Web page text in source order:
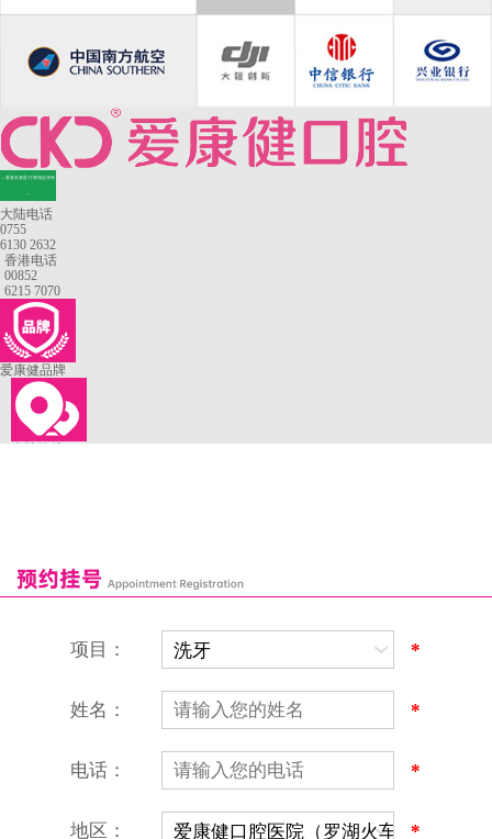
—香港长者医疗券指定牙科
大陆电话
0755
6130 2632
香港电话
00852
6215 7070
爱康健品牌
恒乐口腔诊所
富港口腔诊所
项目： *
姓名： *
电话： *
地区： *